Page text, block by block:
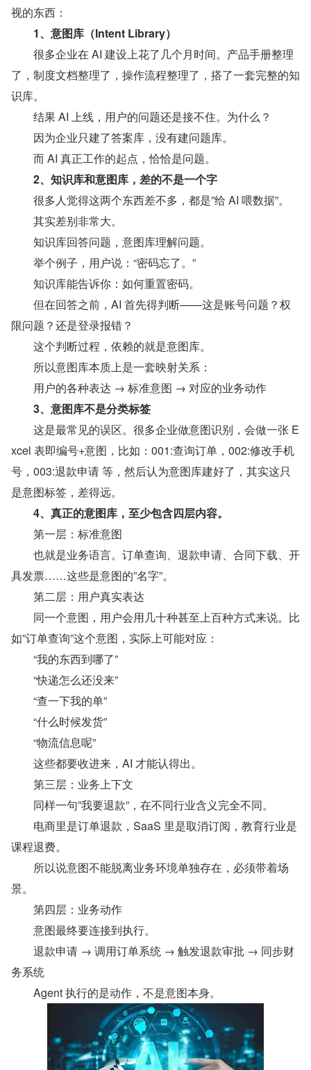
视的东西：
1、意图库（Intent Library）
很多企业在 AI 建设上花了几个月时间。产品手册整理
了，制度文档整理了，操作流程整理了，搭了一套完整的知
识库。
结果 AI 上线，用户的问题还是接不住。为什么？
因为企业只建了答案库，没有建问题库。
而 AI 真正工作的起点，恰恰是问题。
2、知识库和意图库，差的不是一个字
很多人觉得这两个东西差不多，都是”给 AI 喂数据”。
其实差别非常大。
知识库回答问题，意图库理解问题。
举个例子，用户说：“密码忘了。”
知识库能告诉你：如何重置密码。
但在回答之前，AI 首先得判断——这是账号问题？权
限问题？还是登录报错？
这个判断过程，依赖的就是意图库。
所以意图库本质上是一套映射关系：
用户的各种表达 → 标准意图 → 对应的业务动作
3、意图库不是分类标签
这是最常见的误区。很多企业做意图识别，会做一张 E
xcel 表即编号+意图，比如：001:查询订单，002:修改手机
号，003:退款申请 等，然后认为意图库建好了，其实这只
是意图标签，差得远。
4、真正的意图库，至少包含四层内容。
第一层：标准意图
也就是业务语言。订单查询、退款申请、合同下载、开
具发票……这些是意图的”名字”。
第二层：用户真实表达
同一个意图，用户会用几十种甚至上百种方式来说。比
如”订单查询”这个意图，实际上可能对应：
“我的东西到哪了”
“快递怎么还没来”
“查一下我的单”
“什么时候发货”
“物流信息呢”
这些都要收进来，AI 才能认得出。
第三层：业务上下文
同样一句”我要退款”，在不同行业含义完全不同。
电商里是订单退款，SaaS 里是取消订阅，教育行业是
课程退费。
所以说意图不能脱离业务环境单独存在，必须带着场
景。
第四层：业务动作
意图最终要连接到执行。
退款申请 → 调用订单系统 → 触发退款审批 → 同步财
务系统
Agent 执行的是动作，不是意图本身。